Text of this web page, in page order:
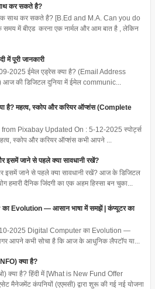
कर सकते है?
एक साथ कर सकते है? [B.Ed and M.A. Can you do
में बीएड करना एक नार्मल और आम बात है , लेकिन
में पूरी जानकारी
2025 ईमेल एड्रेस क्या है? (Email Address
की डिजिटल दुनिया में ईमेल communic...
है? महत्व, स्कोप और करियर ऑप्शंस (Complete
Pixabay Updated On : 5-12-2025 स्पोर्ट्स
स्कोप और करियर ऑप्शंस कभी आपने ...
इसमें जाने से पहले क्या सावधानी रखें?
इसमें जाने से पहले क्या सावधानी रखें? आज के डिजिटल
हमारी दैनिक जिंदगी का एक अहम हिस्सा बन चुका...
Evolution — आसान भाषा में समझें | कंप्यूटर का
2025 Digital Computer का Evolution —
आपने कभी सोचा है कि आज के आधुनिक लैपटॉप या...
क्या है?
है? हिंदी में [What is New Fund Offer
मैनेजमेंट कंपनियों (एएमसी) द्वारा शुरू की गई नई योजना